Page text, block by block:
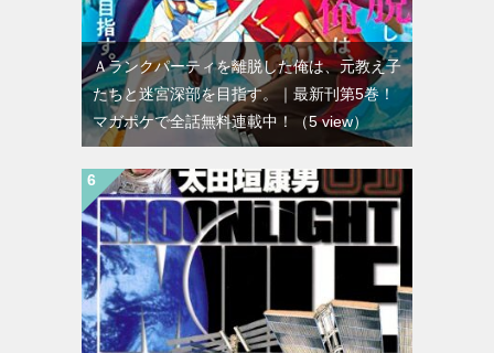
Ａランクパーティを離脱した俺は、元教え子
たちと迷宮深部を目指す。｜最新刊第5巻！
マガポケで全話無料連載中！
（5 view）